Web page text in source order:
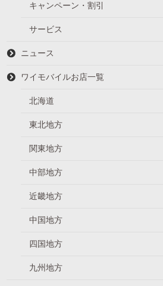
キャンペーン・割引
サービス
ニュース
ワイモバイルお店一覧
北海道
東北地方
関東地方
中部地方
近畿地方
中国地方
四国地方
九州地方